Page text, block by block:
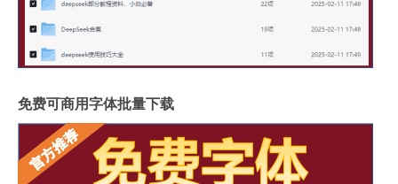
免费可商用字体批量下载